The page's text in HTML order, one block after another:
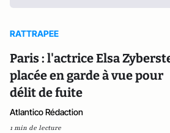
RATTRAPEE
Paris : l'actrice Elsa
placée en garde à vue pour
délit de fuite
Atlantico Rédaction
1 min de lecture